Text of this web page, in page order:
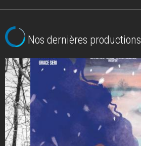
Nos dernières productions